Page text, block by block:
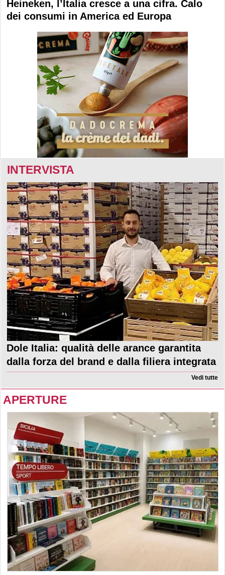
Heineken, l’Italia cresce a una cifra. Calo
dei consumi in America ed Europa
INTERVISTA
Dole Italia: qualità delle arance garantita
dalla forza del brand e dalla filiera integrata
Vedi tutte
APERTURE